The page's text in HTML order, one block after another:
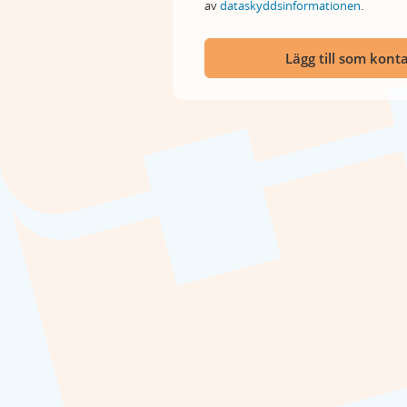
avdataskyddsinformationen.
Lägg till som